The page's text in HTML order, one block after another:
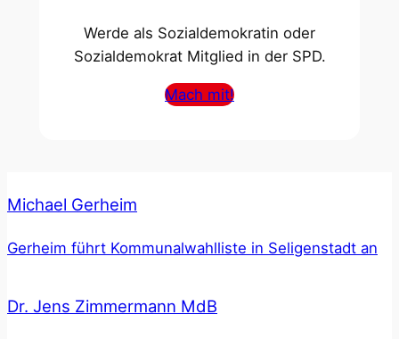
Werde als Sozialdemokratin oder
Sozialdemokrat Mitglied in der SPD.
Mach mit!
Michael Gerheim
Gerheim führt Kommunalwahlliste in Seligenstadt an
Dr. Jens Zimmermann MdB